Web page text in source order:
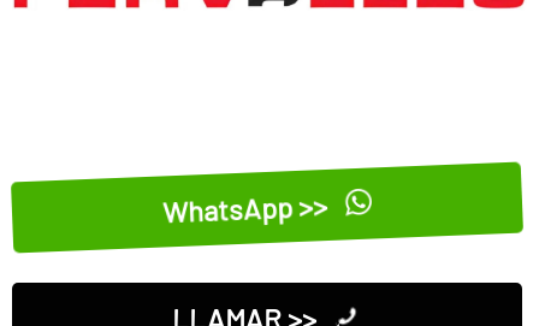
WhatsApp >>
LLAMAR >>